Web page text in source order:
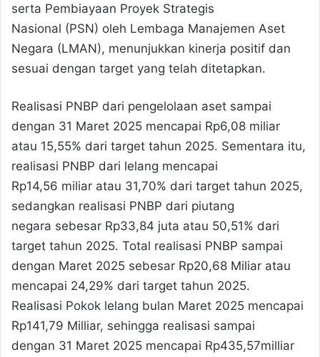
serta Pembiayaan Proyek Strategis
Nasional (PSN) oleh Lembaga Manajemen Aset
Negara (LMAN), menunjukkan kinerja positif dan
sesuai dengan target yang telah ditetapkan.
Realisasi PNBP dari pengelolaan aset sampai
dengan 31 Maret 2025 mencapai Rp6,08 miliar
atau 15,55% dari target tahun 2025. Sementara itu,
realisasi PNBP dari lelang mencapai
Rp14,56 miliar atau 31,70% dari target tahun 2025,
sedangkan realisasi PNBP dari piutang
negara sebesar Rp33,84 juta atau 50,51% dari
target tahun 2025. Total realisasi PNBP sampai
dengan Maret 2025 sebesar Rp20,68 Miliar atau
mencapai 24,29% dari target tahun 2025.
Realisasi Pokok lelang bulan Maret 2025 mencapai
Rp141,79 Milliar, sehingga realisasi sampai
dengan 31 Maret 2025 mencapai Rp435,57milliar